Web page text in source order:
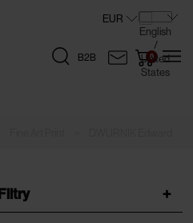
B2B
Filtry +